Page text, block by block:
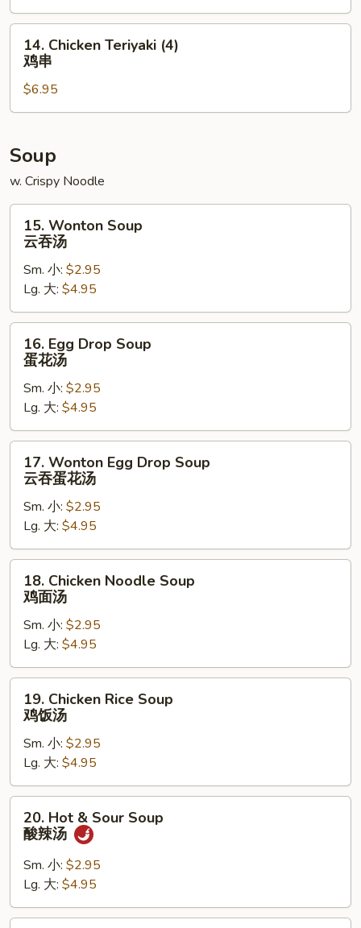
面
包
Chicken
Teriyaki
(4)
鸡
14. Chicken Teriyaki (4)
鸡串
$6.95
Soup
w. Crispy Noodle
Wonton
Soup
汤
15. Wonton Soup
云吞汤
Sm. 小: $2.95
Lg. 大: $4.95
Egg
Drop
Soup
花
汤
16. Egg Drop Soup
蛋花汤
Sm. 小: $2.95
Lg. 大: $4.95
Wonton
Egg
Drop
Soup
云
吞
17. Wonton Egg Drop Soup
云吞蛋花汤
Sm. 小: $2.95
Lg. 大: $4.95
Chicken
Noodle
Soup
面
汤
18. Chicken Noodle Soup
鸡面汤
Sm. 小: $2.95
Lg. 大: $4.95
Chicken
Rice
Soup
饭
汤
19. Chicken Rice Soup
鸡饭汤
Sm. 小: $2.95
Lg. 大: $4.95
Hot
Sour
Soup
酸
辣
20. Hot & Sour Soup
酸辣汤
Sm. 小: $2.95
Lg. 大: $4.95